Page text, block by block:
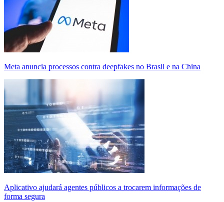
Meta anuncia processos contra deepfakes no Brasil e na China
Aplicativo ajudará agentes públicos a trocarem informações de
forma segura